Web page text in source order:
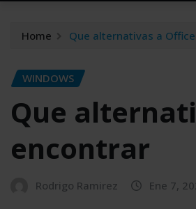
Home Que alternativas a
WINDOWS
Que
encontrar
Rodrigo Ramirez Ene 7,